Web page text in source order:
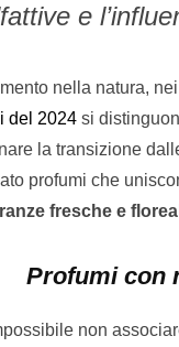
e
nella natura,
del 2024 si
la transizione
profumi che
fresche e
Profumi con
non